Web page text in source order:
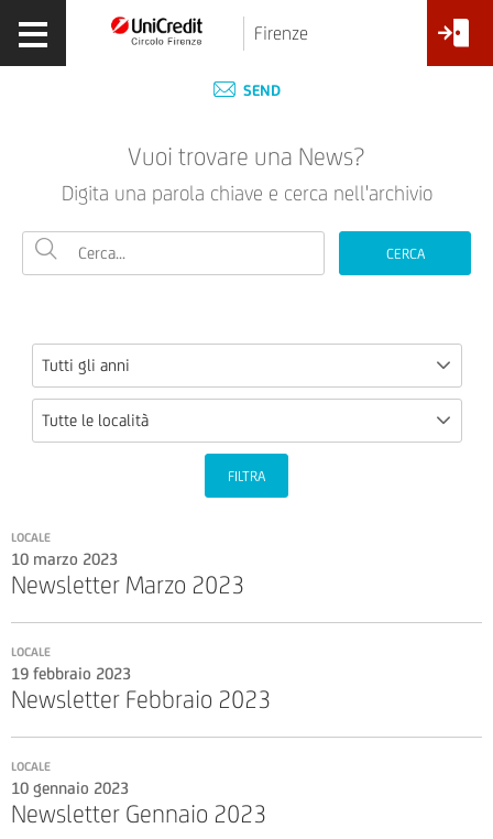
Firenze
SEND
Vuoi trovare una News?
Digita una parola chiave e cerca nell'archivio
CERCA
Tutti gli anni
Tutte le località
FILTRA
LOCALE
10 marzo 2023
Newsletter Marzo 2023
LOCALE
19 febbraio 2023
Newsletter Febbraio 2023
LOCALE
10 gennaio 2023
Newsletter Gennaio 2023